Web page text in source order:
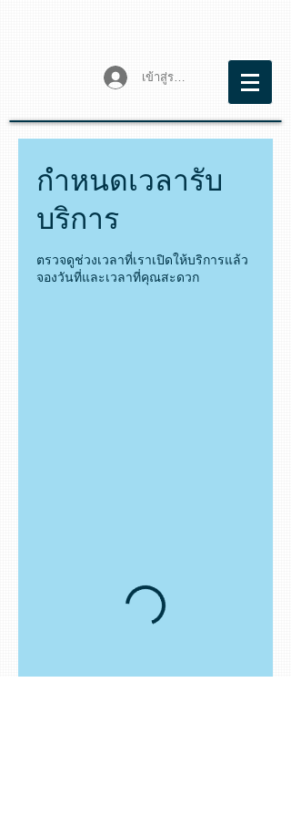
เข้าสู่ระบบ
กำหนดเวลารับ
บริการ
ตรวจดูช่วงเวลาที่เราเปิดให้บริการแล้ว
จองวันที่และเวลาที่คุณสะดวก